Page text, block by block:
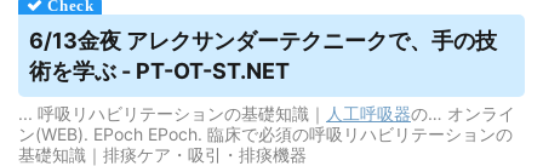
6/13金夜 アレクサンダーテクニークで、手の技
術を学ぶ - PT-OT-ST.NET
... 呼吸リハビリテーションの基礎知識｜ 人工呼吸器の… オンライ
ン(WEB). EPoch EPoch. 臨床で必須の呼吸リハビリテーションの
基礎知識｜排痰ケア・吸引・排痰機器